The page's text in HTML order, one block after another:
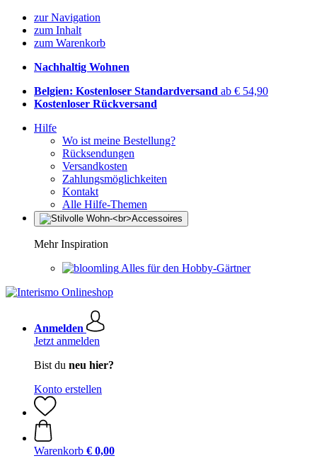
zur Navigation
zum Inhalt
zum Warenkorb
Nachhaltig Wohnen
Belgien: Kostenloser Standardversand ab € 54,90
Kostenloser Rückversand
Hilfe
Wo ist meine Bestellung?
Rücksendungen
Versandkosten
Zahlungsmöglichkeiten
Kontakt
Alle Hilfe-Themen
Mehr Inspiration
Alles für den Hobby-Gärtner
Anmelden
Jetzt anmelden
Bist du neu hier?
Konto erstellen
Warenkorb € 0,00